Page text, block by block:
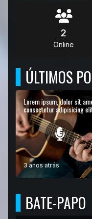
2
Online
ÚLTIMOS
Lorem ipsum, dolor sit
consectetur adipisicing
3 anos atrás
BATE-PAPO